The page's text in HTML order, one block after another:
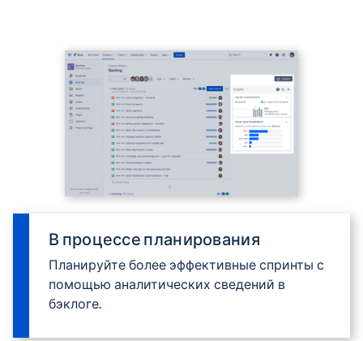
В процессе планирования
Планируйте более эффективные спринты с
помощью аналитических сведений в
бэклоге.